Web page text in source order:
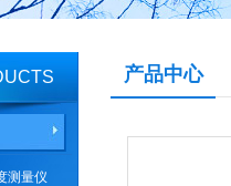
测量仪
产品中心